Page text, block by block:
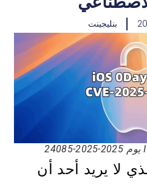
بنليجينت
لا يريد أحد أن